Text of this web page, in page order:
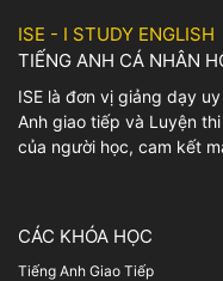
ISE - I STUDY ENGLISH
TIẾNG ANH CÁ NHÂN
ISE là đơn vị giảng dạy
Anh giao tiếp và Luyện
của người học, cam kết
CÁC KHÓA HỌC
Tiếng Anh Giao Tiếp